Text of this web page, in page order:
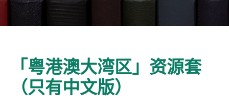
「粤港澳大湾区」资源套
（只有中文版）